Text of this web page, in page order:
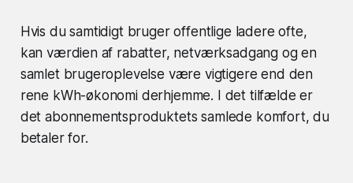
Hvis du samtidigt bruger offentlige ladere ofte,
kan værdien af rabatter, netværksadgang og en
samlet brugeroplevelse være vigtigere end den
rene kWh-økonomi derhjemme. I det tilfælde er
det abonnementsproduktets samlede komfort, du
betaler for.